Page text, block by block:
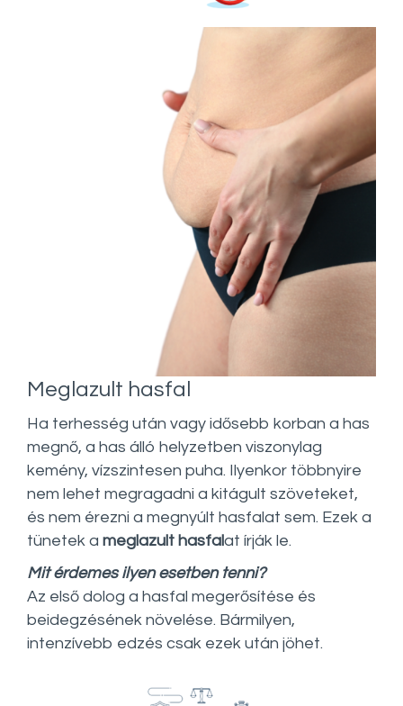
Meglazult hasfal
Ha terhesség után vagy idősebb korban a has
megnő, a has álló helyzetben viszonylag
kemény, vízszintesen puha. Ilyenkor többnyire
nem lehet megragadni a kitágult szöveteket,
és nem érezni a megnyúlt hasfalat sem. Ezek a
tünetek a meglazult hasfalat írják le.
Mit érdemes ilyen esetben tenni?
Az első dolog a hasfal megerősítése és
beidegzésének növelése. Bármilyen,
intenzívebb edzés csak ezek után jöhet.